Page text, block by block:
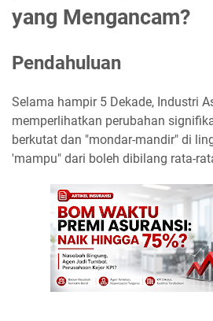
yang Mengancam?
Pendahuluan
Selama hampir 5 Dekade, Industri
memperlihatkan perubahan
berkutat dan "mondar-mandir" di
'mampu" dari boleh dibilang rata-